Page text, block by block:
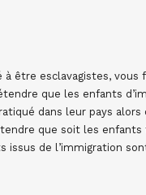
à être esclavagistes,
que les enfants
dans leur pays
que soit les enfants
issus de l’immigration